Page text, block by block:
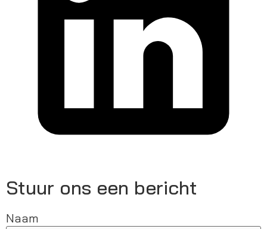
Stuur ons een bericht
Naam